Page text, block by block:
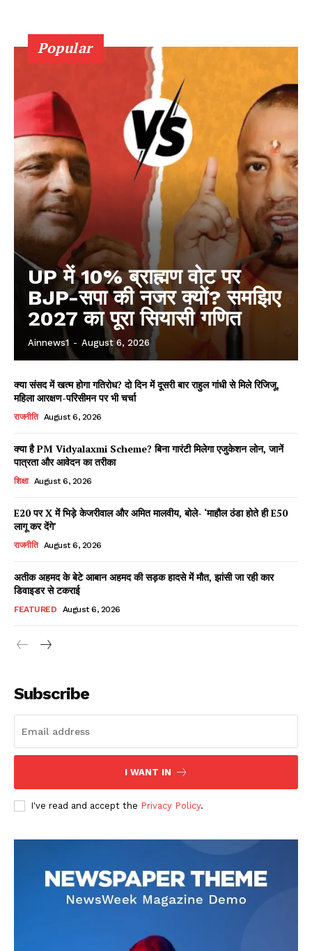
Facebook
Read Latest News on AIN
NEWS 1 App
AIN NEWS 1
Popular
UP में 10% ब्राह्मण वोट पर
BJP-सपा की नजर क्यों? समझिए
2027 का पूरा सियासी गणित
Ainnews1 - August 6, 2026
क्या संसद में खत्म होगा गतिरोध? दो दिन में दूसरी बार राहुल गांधी से मिले रिजिजू,
महिला आरक्षण-परिसीमन पर भी चर्चा
राजनीति August 6, 2026
क्या है PM Vidyalaxmi Scheme? बिना गारंटी मिलेगा एजुकेशन लोन, जानें
पात्रता और आवेदन का तरीका
शिक्षा August 6, 2026
E20 पर X में भिड़े केजरीवाल और अमित मालवीय, बोले- ‘माहौल ठंडा होते ही E50
लागू कर देंगे’
राजनीति August 6, 2026
अतीक अहमद के बेटे आबान अहमद की सड़क हादसे में मौत, झांसी जा रही कार
डिवाइडर से टकराई
FEATURED August 6, 2026
Subscribe
I WANT IN
I've read and accept the Privacy Policy.